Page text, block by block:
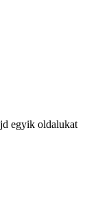
egyik oldalukat